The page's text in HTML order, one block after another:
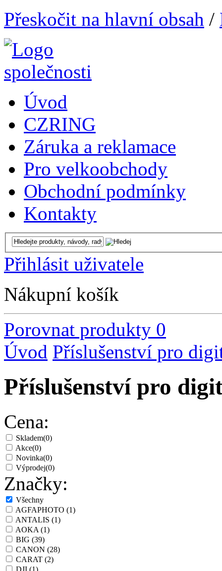
Přeskočit na hlavní obsah /
Úvod
CZRING
Záruka a reklamace
Pro velkoobchody
Obchodní podmínky
Kontakty
Přihlásit uživatele
Nákupní košík
Porovnat produkty 0
Úvod Příslušenství pro
Příslušenství pro
Cena:
Skladem(0)
Akce(0)
Novinka(0)
Výprodej(0)
Značky:
Všechny
AGFAPHOTO (1)
ANTALIS (1)
AOKA(1)
BIG (39)
CANON (28)
CARAT (2)